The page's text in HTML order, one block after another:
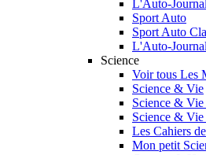
L'Auto-Journal
Sport Auto
Sport Auto
L'Auto-
Science
Voir tous Les
Science & Vie
Science &
Science &
Les Cahiers
Mon petit